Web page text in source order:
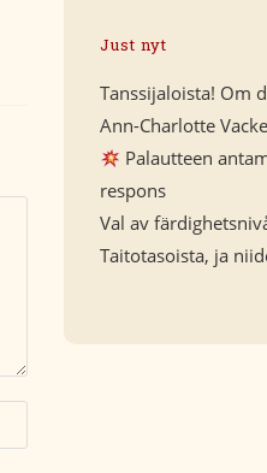
Just nyt
Tanssijaloista! Om
Ann-Charlotte
Palautteen
respons
Val av
Taitotasoista, ja